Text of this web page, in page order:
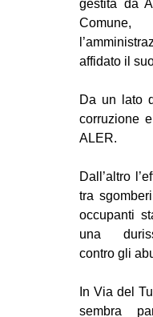
gestita da
affidato il
Da un lato
corruzione
ALER.
Dall’altro
tra
occupanti
una
contro gli
In Via del
sembra